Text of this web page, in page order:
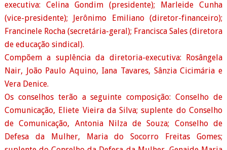
executiva: Celina Gondim (presidente); Marleide Cunha
(vice-presidente); Jerônimo Emiliano (diretor-financeiro);
Francinele Rocha (secretária-geral); Francisca Sales (diretora
de educação sindical).
Compõem a suplência da diretoria-executiva: Rosângela
Nair, João Paulo Aquino, Iana Tavares, Sânzia Cicimária e
Vera Denice.
Os conselhos terão a seguinte composição: Conselho de
Comunicação, Eliete Vieira da Silva; suplente do Conselho
de Comunicação, Antonia Nilza de Souza; Conselho de
Defesa da Mulher, Maria do Socorro Freitas Gomes;